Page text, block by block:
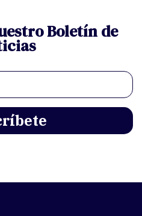
Boletín de